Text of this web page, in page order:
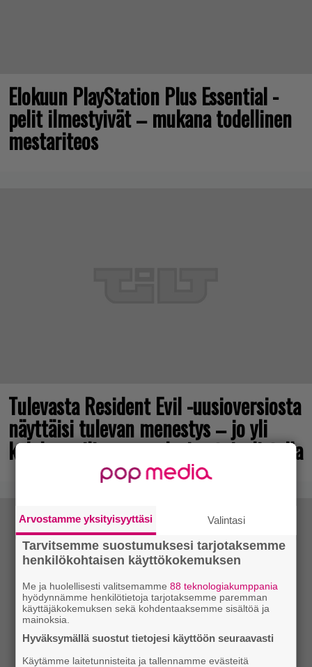
Elokuun PlayStation Plus Essential -
pelit ilmestyivät – mukana todellinen
mestariteos
Tulevasta Resident Evil -uusioversiosta
näyttäisi tulevan menestys – jo yli
kahden miljoonan pelaajan toivelistalla
Arvostamme yksityisyyttäsi Valintasi
Tarvitsemme suostumuksesi tarjotaksemme
henkilökohtaisen käyttökokemuksen
Me ja huolellisesti valitsemamme88 teknologiakumppania
hyödynnämme henkilötietoja tarjotaksemme paremman
käyttäjäkokemuksen sekä kohdentaaksemme sisältöä ja
mainoksia.
Hyväksymällä suostut tietojesi käyttöön seuraavasti
Käytämme laitetunnisteita ja tallennamme evästeitä